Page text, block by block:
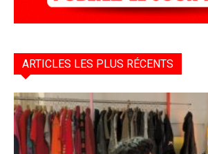
ARTICLES LES PLUS RÉCENTS